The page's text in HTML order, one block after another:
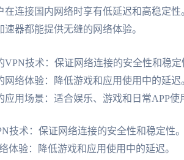
在连接国内网络时享有低延迟和高稳定
速器都能提供无缝的网络体验。
VPN技术：保证网络连接的安全性和稳定
网络体验：降低游戏和应用使用中的延迟
应用场景：适合娱乐、游戏和日常APP使
技术：保证网络连接的安全性和稳定性。
体验：降低游戏和应用使用中的延迟。